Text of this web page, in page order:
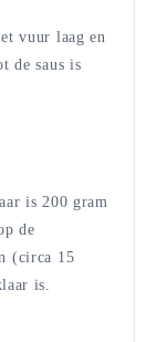
vuur laag en
de saus is
is 200 gram
de
(circa 15
is.